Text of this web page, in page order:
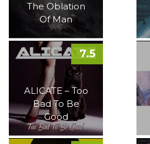
The Oblation
Of Man
ALICATE – Too
Bad To Be
Good
7.5